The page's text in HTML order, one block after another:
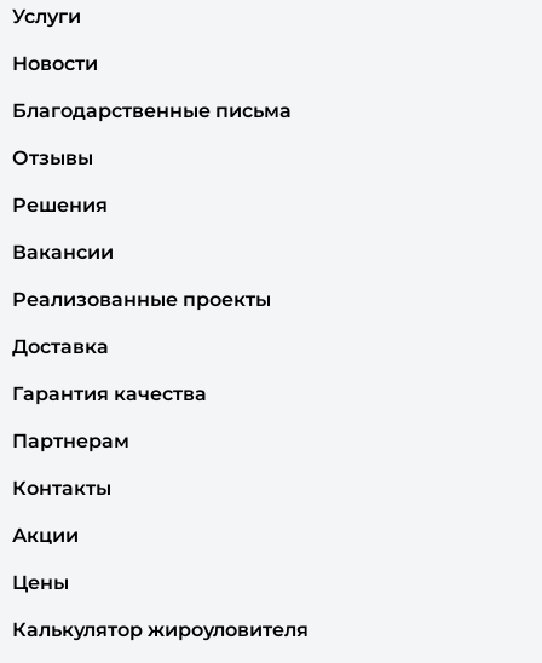
Услуги
Новости
Благодарственные письма
Отзывы
Решения
Вакансии
Реализованные проекты
Доставка
Гарантия качества
Партнерам
Контакты
Акции
Цены
Калькулятор жироуловителя